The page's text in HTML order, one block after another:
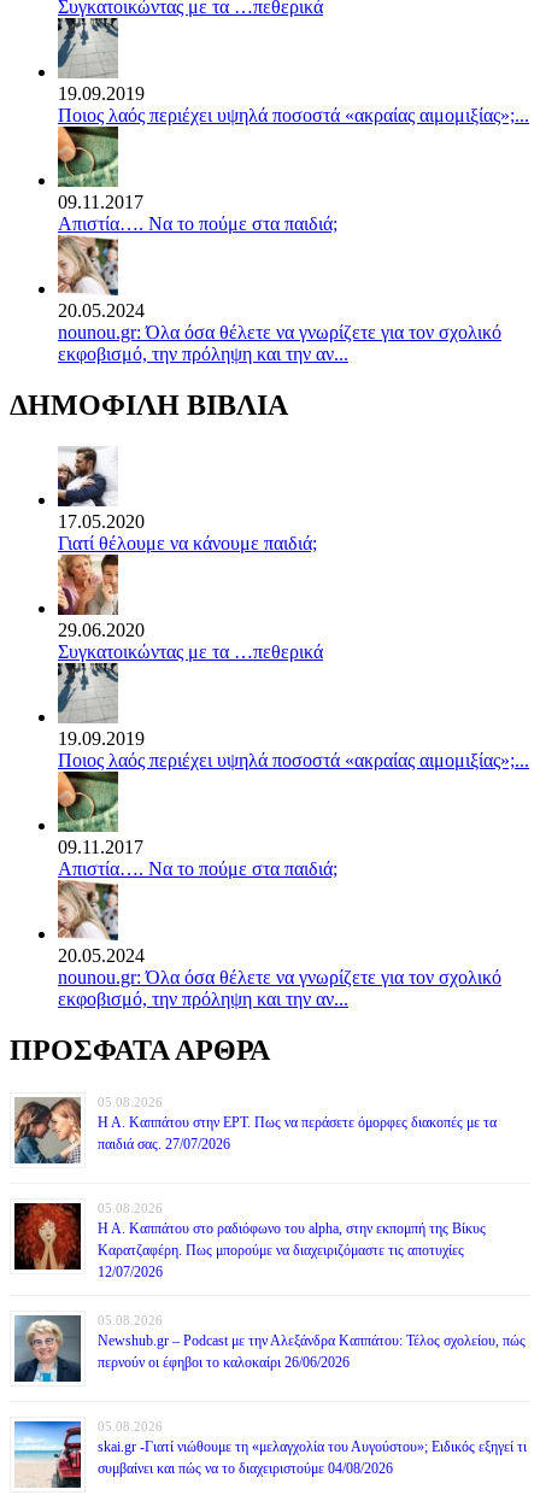
Συγκατοικώντας με τα …πεθερικά
19.09.2019
Ποιος λαός περιέχει υψηλά ποσοστά «ακραίας αιμομιξίας»;...
09.11.2017
Απιστία…. Να το πούμε στα παιδιά;
20.05.2024
nounou.gr: Όλα όσα θέλετε να γνωρίζετε για τον σχολικό
εκφοβισμό, την πρόληψη και την αν...
ΔΗΜΟΦΙΛΗ ΒΙΒΛΙΑ
17.05.2020
Γιατί θέλουμε να κάνουμε παιδιά;
29.06.2020
Συγκατοικώντας με τα …πεθερικά
19.09.2019
Ποιος λαός περιέχει υψηλά ποσοστά «ακραίας αιμομιξίας»;...
09.11.2017
Απιστία…. Να το πούμε στα παιδιά;
20.05.2024
nounou.gr: Όλα όσα θέλετε να γνωρίζετε για τον σχολικό
εκφοβισμό, την πρόληψη και την αν...
ΠΡΟΣΦΑΤΑ ΑΡΘΡΑ
05.08.2026
Η Α. Καππάτου στην ΕΡΤ. Πως να περάσετε όμορφες διακοπές με τα
παιδιά σας. 27/07/2026
05.08.2026
Η Α. Καππάτου στο ραδιόφωνο του alpha, στην εκπομπή της Βίκυς
Καρατζαφέρη. Πως μπορούμε να διαχειριζόμαστε τις αποτυχίες
12/07/2026
05.08.2026
Newshub.gr – Podcast με την Αλεξάνδρα Καππάτου: Τέλος σχολείου, πώς
περνούν οι έφηβοι το καλοκαίρι 26/06/2026
05.08.2026
skai.gr -Γιατί νιώθουμε τη «μελαγχολία του Αυγούστου»; Ειδικός εξηγεί τι
συμβαίνει και πώς να το διαχειριστούμε 04/08/2026